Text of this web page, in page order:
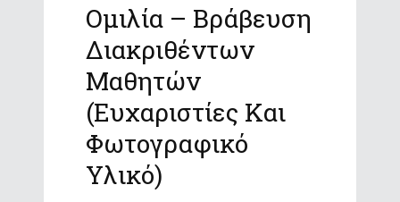
Ομιλία – Βράβευση
Διακριθέντων
Μαθητών
(Ευχαριστίες Και
Φωτογραφικό
Υλικό)